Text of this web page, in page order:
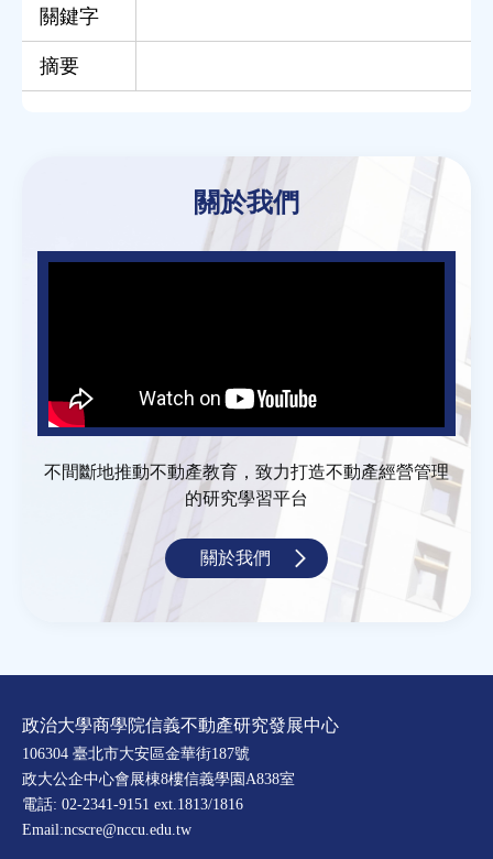
關鍵字
摘要
關於我們
不間斷地推動不動產教育，致力打造不動產經營管理
的研究學習平台
關於我們
政治大學商學院信義不動產研究發展中心
106304 臺北市大安區金華街187號
政大公企中心會展棟8樓信義學園A838室
電話: 02-2341-9151 ext.1813/1816
Email:ncscre@nccu.edu.tw